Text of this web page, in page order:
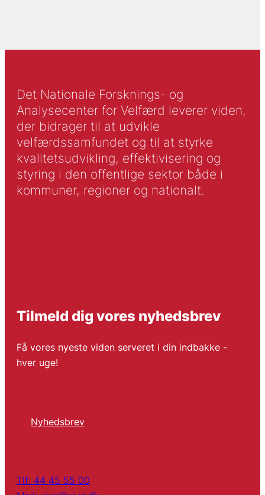
Det Nationale Forsknings- og
Analysecenter for Velfærd leverer viden,
der bidrager til at udvikle
velfærdssamfundet og til at styrke
kvalitetsudvikling, effektivisering og
styring i den offentlige sektor både i
kommuner, regioner og nationalt.
Tilmeld dig vores nyhedsbrev
Få vores nyeste viden serveret i din indbakke -
hver uge!
Nyhedsbrev
Tlf: 44 45 55 00